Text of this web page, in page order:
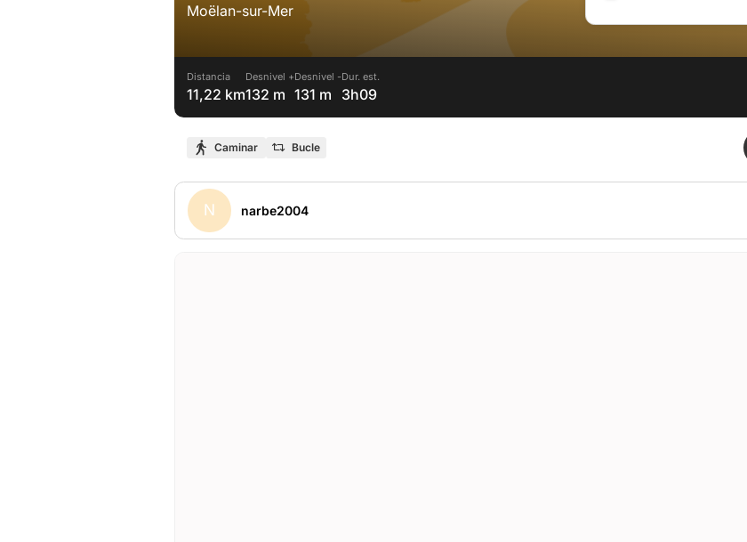
Moëlan-sur-Mer
Distancia
11,22 km
Desnivel +
132 m
Desnivel -
131 m
Dur. est.
3h09
Caminar Bucle
N narbe2004